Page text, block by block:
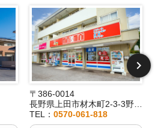
〒386-0014
長野県上田市材木町2-3-3野村ビル1F
TEL： 0570-061-818